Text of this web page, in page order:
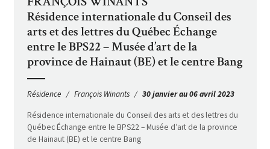
Résidence internationale du Conseil des
arts et des lettres du Québec Échange
entre le BPS22 – Musée d’art de la
province de Hainaut (BE) et le centre Bang
Résidence François Winants 30 janvier au 06 avril 2023
Résidence internationale du Conseil des arts et des lettres du
Québec Échange entre le BPS22 – Musée d’art de la province
de Hainaut (BE) et le centre Bang